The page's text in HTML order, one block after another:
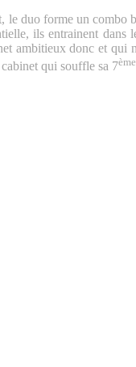
le duo forme un
ils entrainent
ambitieux donc et
qui souffle sa 7ème